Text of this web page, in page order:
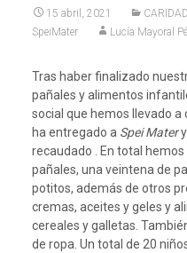
15 abril, 2021 CARIDAD
SpeiMater Lucía Mayoral
Tras haber finalizado
pañales y alimentos
social que hemos llevado a
ha entregado a Spei Matery
recaudado . En total
pañales, una veintena de
potitos, además de otros
cremas, aceites y geles y
cereales y galletas.
de ropa. Un total de 20